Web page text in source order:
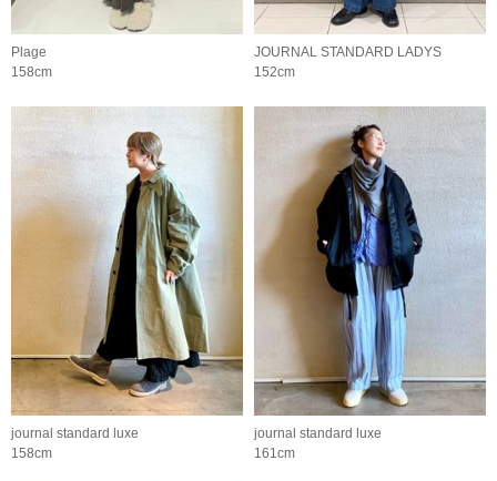
Plage
158cm
JOURNAL STANDARD LADYS
152cm
journal standard luxe
158cm
journal standard luxe
161cm